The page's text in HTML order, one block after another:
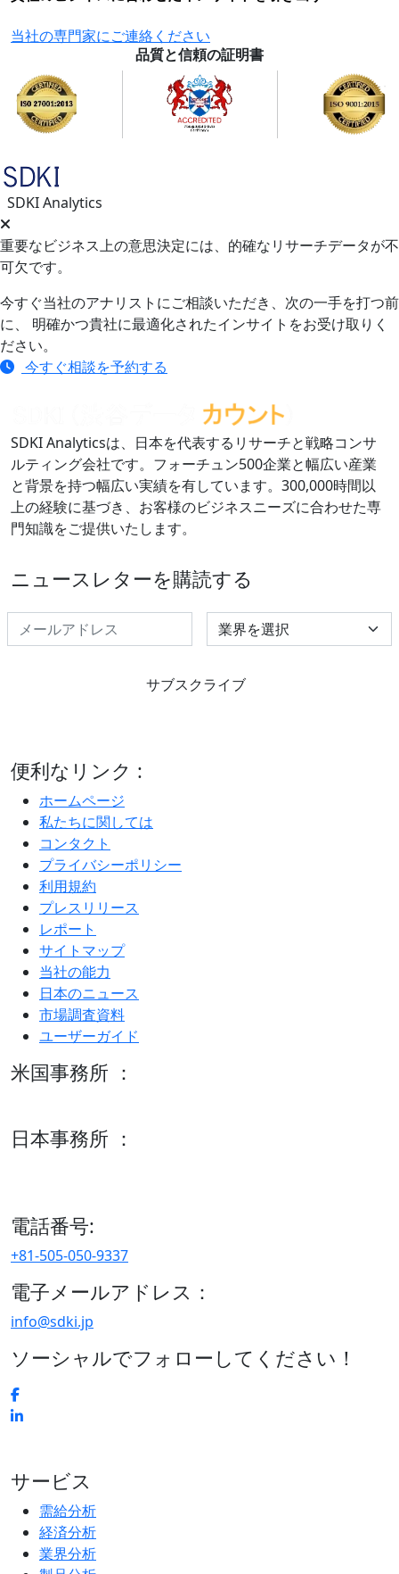
当社の専門家にご連絡ください
品質と信頼の証明書
SDKI Analytics
重要なビジネス上の意思決定には、的確なリサーチデータが不
可欠です。
今すぐ当社のアナリストにご相談いただき、次の一手を打つ前
に、 明確かつ貴社に最適化されたインサイトをお受け取りく
ださい。
今すぐ相談を予約する
SDKI Analyticsは、日本を代表するリサーチと戦略コンサ
ルティング会社です。フォーチュン500企業と幅広い産業
と背景を持つ幅広い実績を有しています。300,000時間以
上の経験に基づき、お客様のビジネスニーズに合わせた専
門知識をご提供いたします。
ニュースレターを購読する
Select Industry
サブスクライブ
便利なリンク :
ホームページ
私たちに関しては
コンタクト
プライバシーポリシー
利用規約
プレスリリース
レポート
サイトマップ
当社の能力
日本のニュース
市場調査資料
ユーザーガイド
米国事務所 ：
日本事務所 ：
電話番号:
+81-505-050-9337
電子メールアドレス：
info@sdki.jp
ソーシャルでフォローしてください！
サービス
需給分析
経済分析
業界分析